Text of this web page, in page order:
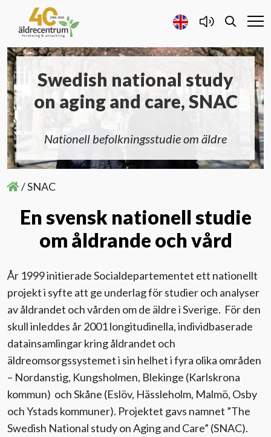
Forskning och Utveckling
Publicerat
Om oss
Evenemang
Aktuellt
Nyhetsbrev
Till Äldre i centrum
Swedish national study
on aging and care, SNAC
Nationell befolkningsstudie om äldre
/SNAC
En svensk nationell studie
om åldrande och vård
År 1999 initierade Socialdepartementet ett nationellt
projekt i syfte att ge underlag för studier och analyser
av åldrandet och vården om de äldre i Sverige. För den
skull inleddes år 2001 longitudinella, individbaserade
datainsamlingar kring åldrandet och
äldreomsorgssystemet i sin helhet i fyra olika områden
– Nordanstig, Kungsholmen, Blekinge (Karlskrona
kommun) och Skåne (Eslöv, Hässleholm, Malmö, Osby
och Ystads kommuner). Projektet gavs namnet ”The
Swedish National study on Aging and Care” (SNAC).